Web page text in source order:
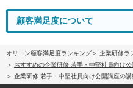
顧客満足度について
オリコン顧客満足度ランキング
企業研修ラ
おすすめの企業研修 若手・中堅社員向け
企業研修 若手・中堅社員向け公開講座の